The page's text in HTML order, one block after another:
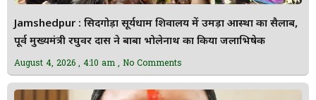
Jamshedpur : सिदगोड़ा सूर्यधाम शिवालय में उमड़ा आस्था का सैलाब,
पूर्व मुख्यमंत्री रघुवर दास ने बाबा भोलेनाथ का किया जलाभिषेक
August 4, 2026 4:10 am No Comments